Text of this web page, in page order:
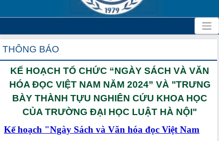
THÔNG BÁO
KẾ HOẠCH TỔ CHỨC “NGÀY SÁCH VÀ VĂN
HÓA ĐỌC VIỆT NAM NĂM 2024” VÀ "TRƯNG
BÀY THÀNH TỰU NGHIÊN CỨU KHOA HỌC
CỦA TRƯỜNG ĐẠI HỌC LUẬT HÀ NỘI"
Kế hoạch "Ngày Sách và Văn hóa đọc Việt Nam